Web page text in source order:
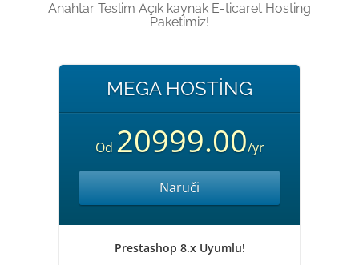
Anahtar Teslim Açık kaynak E-ticaret Hosting
Paketimiz!
MEGA HOSTİNG
Od 20999.00/yr
Naruči
Prestashop 8.x Uyumlu!